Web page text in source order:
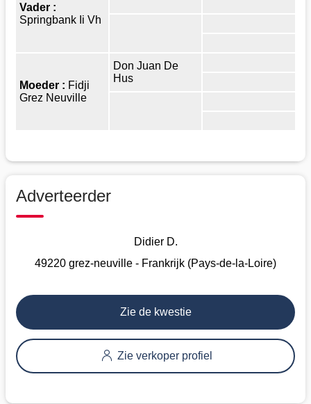
Vader :
Springbank Ii Vh
Moeder : Fidji
Grez Neuville
Don Juan De
Hus
Adverteerder
Didier D.
49220 grez-neuville - Frankrijk (Pays-de-la-Loire)
Zie de kwestie
Zie verkoper profiel